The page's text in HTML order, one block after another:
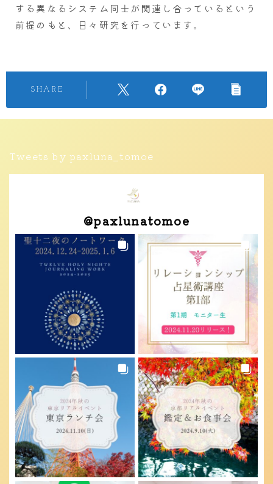
する異なるシステム同士が関連し合っているという
前提のもと、日々研究を行っています。
SHARE
Tweets by paxluna_tomoe
@paxlunatomoe